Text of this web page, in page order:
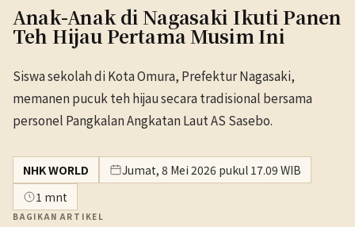
Anak-Anak di Nagasaki Ikuti Panen
Teh Hijau Pertama Musim Ini
Siswa sekolah di Kota Omura, Prefektur Nagasaki,
memanen pucuk teh hijau secara tradisional bersama
personel Pangkalan Angkatan Laut AS Sasebo.
NHK WORLD
Jumat, 8 Mei 2026 pukul 17.09 WIB
1 mnt
BAGIKAN ARTIKEL